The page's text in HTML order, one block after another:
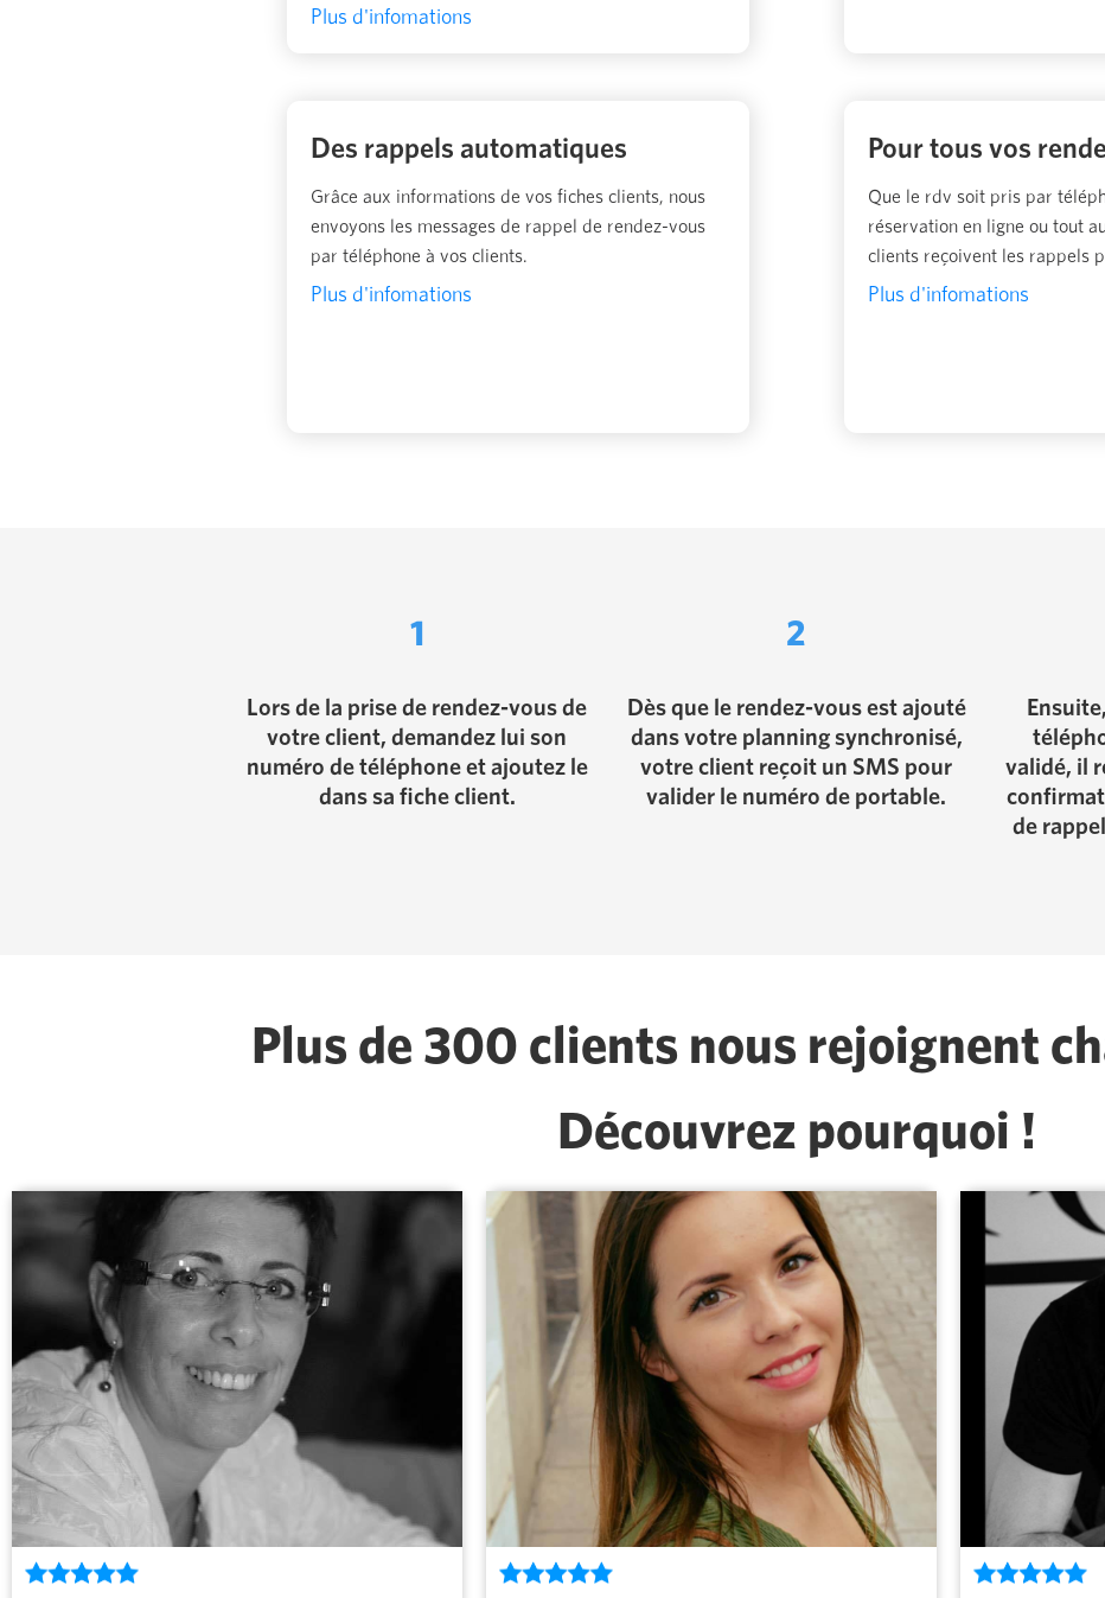
Plus d'infomations
Des rappels automatiques
Grâce aux informations de vos fiches clients, nous
envoyons les messages de rappel de rendez-vous
par téléphone à vos clients.
Plus d'infomations
Pour tous vos
Que le rdv soit pris par
réservation en ligne ou tout
clients reçoivent les rappels
Plus d'infomations
1
Lors de la prise de rendez-vous de
votre client, demandez lui son
numéro de téléphone et ajoutez le
dans sa fiche client.
2
Dès que le rendez-vous est ajouté
dans votre planning synchronisé,
votre client reçoit un SMS pour
valider le numéro de portable.
validé, il
de
Plus de 300 clients nous rejoignent
Découvrez pourquoi !